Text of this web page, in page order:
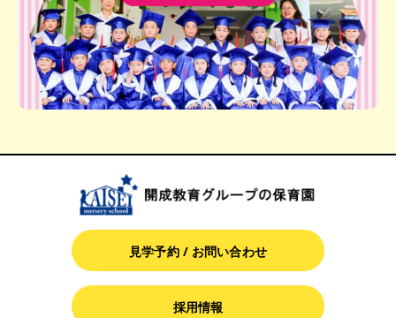
見学予約 / お問い合わせ
採用情報